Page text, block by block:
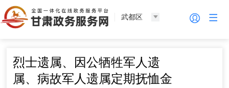
武都区
烈士遗属、因公牺牲军人遗
属、病故军人遗属定期抚恤金